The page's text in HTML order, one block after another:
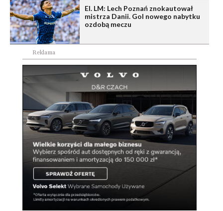
El. LM: Lech Poznań znokautował
mistrza Danii. Gol nowego nabytku
ozdobą meczu
Reklama